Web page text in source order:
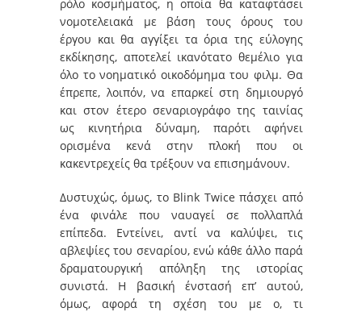
ρόλο κοσμήματος, η οποία θα καταφτάσει
νομοτελειακά με βάση τους όρους του
έργου και θα αγγίξει τα όρια της εύλογης
εκδίκησης, αποτελεί ικανότατο θεμέλιο για
όλο το νοηματικό οικοδόμημα του φιλμ. Θα
έπρεπε, λοιπόν, να επαρκεί στη δημιουργό
και στον έτερο σεναριογράφο της ταινίας
ως κινητήρια δύναμη, παρότι αφήνει
ορισμένα κενά στην πλοκή που οι
κακεντρεχείς θα τρέξουν να επισημάνουν.
Δυστυχώς, όμως, το Blink Twice πάσχει από
ένα φινάλε που ναυαγεί σε πολλαπλά
επίπεδα. Εντείνει, αντί να καλύψει, τις
αβλεψίες του σεναρίου, ενώ κάθε άλλο παρά
δραματουργική απόληξη της ιστορίας
συνιστά. Η βασική ένστασή επ’ αυτού,
όμως, αφορά τη σχέση του με ο, τι